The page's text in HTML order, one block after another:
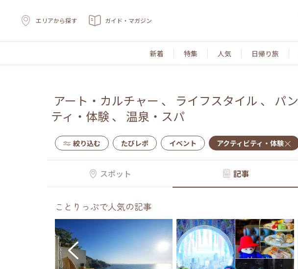
エリアから探す ガイド・マガジン
新着 特集 人気 日帰り旅
アート・カルチャー 、 ライフスタイル 、 パン
ティ・体験 、 温泉・スパ
絞り込む たびレポ イベント アクティビティ・体験
スポット 記事
ことりっぷで人気の記事